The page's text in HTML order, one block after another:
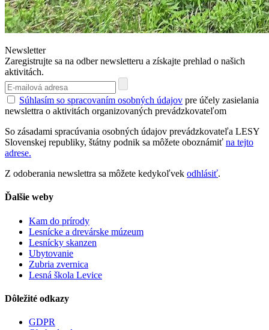
Newsletter
Zaregistrujte sa na odber newsletteru a získajte prehlad o našich
aktivitách.
Súhlasím so spracovaním osobných údajov pre účely zasielania
newslettra o aktivitách organizovaných prevádzkovateľom
So zásadami spracúvania osobných údajov prevádzkovateľa LESY
Slovenskej republiky, štátny podnik sa môžete oboznámiť na tejto
adrese.
Z odoberania newslettra sa môžete kedykoľvek odhlásiť.
Ďalšie weby
Kam do prírody
Lesnícke a drevárske múzeum
Lesnícky skanzen
Ubytovanie
Zubria zvernica
Lesná škola Levice
Dôležité odkazy
GDPR